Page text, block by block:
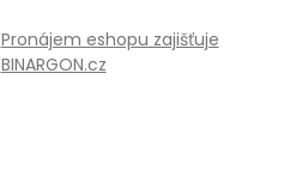
Pronájem eshopu zajišťuje
BINARGON.cz